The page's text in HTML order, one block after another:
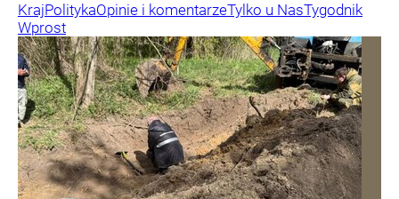
KrajPolitykaOpinie i komentarzeTylko u NasTygodnik
Wprost